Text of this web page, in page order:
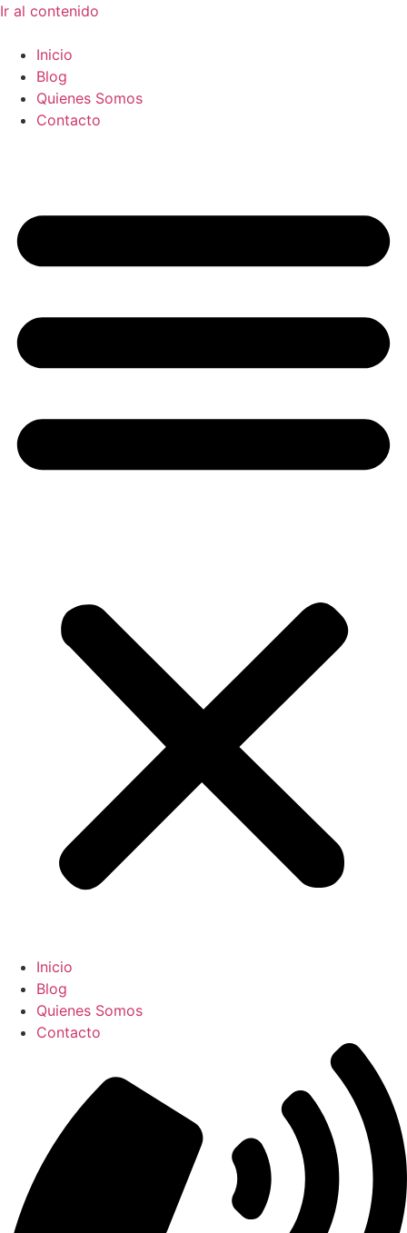
Ir al contenido
Inicio
Blog
Quienes Somos
Contacto
Inicio
Blog
Quienes Somos
Contacto